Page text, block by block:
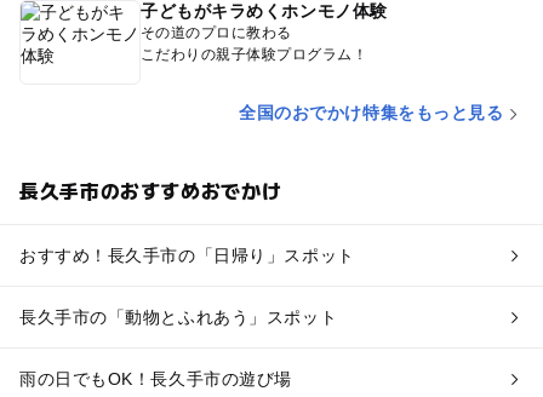
子どもがキラめくホンモノ体験
その道のプロに教わる
こだわりの親子体験プログラム！
全国のおでかけ特集をもっと見る
長久手市のおすすめおでかけ
おすすめ！長久手市の「日帰り」スポット
長久手市の「動物とふれあう」スポット
雨の日でもOK！長久手市の遊び場